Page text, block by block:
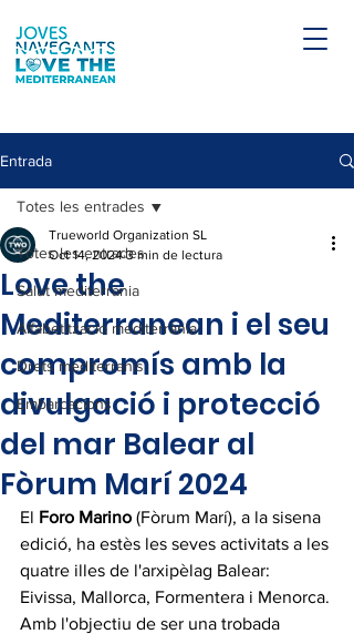
Entrada
Totes les entrades
Salut mediterrània
Alfabetització mediterrània
Drets mediterranis
Embarcacions
Totes les entrades
Love the
Mediterranean i el seu
compromís amb la
divulgació i protecció
del mar Balear al
Fòrum Marí 2024
Trueworld Organization SL
Oct 14, 2024 3 min de lectura
El Foro Marino (Fòrum Marí), a la sisena
edició, ha estès les seves activitats a les
quatre illes de l'arxipèlag Balear:
Eivissa, Mallorca, Formentera i Menorca.
Amb l'objectiu de ser una trobada